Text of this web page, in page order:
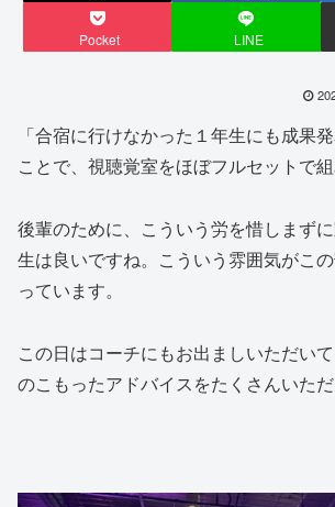
Pocket LINE
「合宿に行けなかった１年生にも成果
ことで、視聴覚室をほぼフルセットで組
後輩のために、こういう労を惜しまず
生は良いですね。こういう雰囲気がこ
っています。
この日はコーチにもお出ましいただい
のこもったアドバイスをたくさんいただ